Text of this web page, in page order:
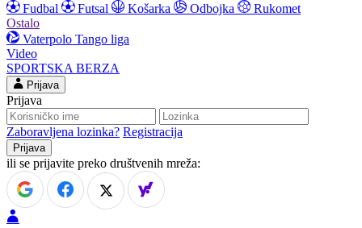
Fudbal
Futsal Košarka Odbojka
Rukomet
Ostalo
Vaterpolo Tango liga
Video
SPORTSKA BERZA
Prijava
Prijava
Zaboravljena lozinka? Registracija
ili se prijavite preko društvenih mreža: